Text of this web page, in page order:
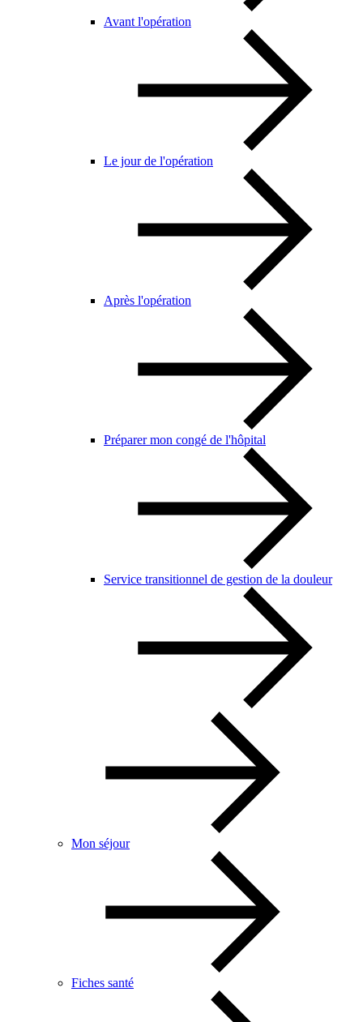
Avant l'opération
Le jour de l'opération
Après l'opération
Préparer mon congé de l'hôpital
Service transitionnel de gestion de la douleur
Mon séjour
Fiches santé